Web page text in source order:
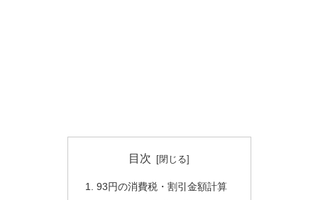
目次
93円の消費税・割引金額計算